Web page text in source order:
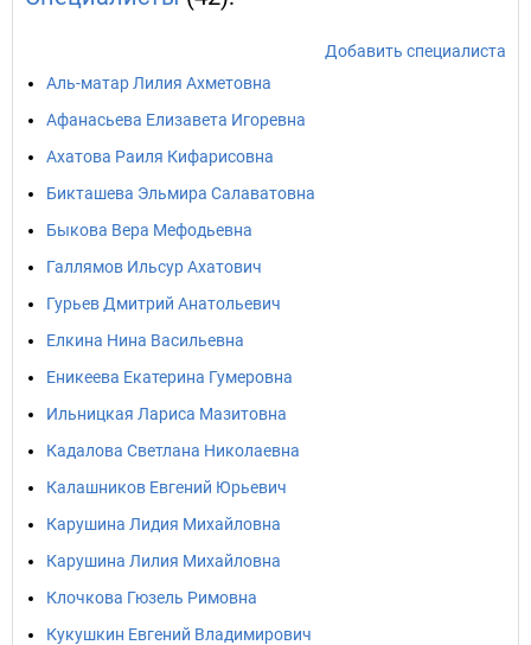
Добавить специалиста
Аль-матар Лилия Ахметовна
Афанасьева Елизавета Игоревна
Ахатова Раиля Кифарисовна
Бикташева Эльмира Салаватовна
Быкова Вера Мефодьевна
Галлямов Ильсур Ахатович
Гурьев Дмитрий Анатольевич
Елкина Нина Васильевна
Еникеева Екатерина Гумеровна
Ильницкая Лариса Мазитовна
Кадалова Светлана Николаевна
Калашников Евгений Юрьевич
Карушина Лидия Михайловна
Карушина Лилия Михайловна
Клочкова Гюзель Римовна
Кукушкин Евгений Владимирович